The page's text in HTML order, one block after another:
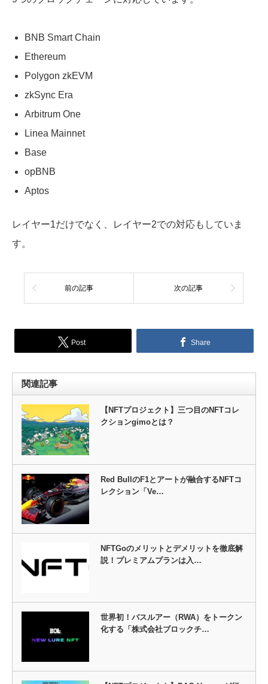
BNB Smart Chain
Ethereum
Polygon zkEVM
zkSync Era
Arbitrum One
Linea Mainnet
Base
opBNB
Aptos
レイヤー1だけでなく、レイヤー2での対応もしていま
す。
前の記事 次の記事
Post Share
関連記事
【NFTプロジェクト】三つ目のNFTコレ
クションgimoとは？
Red BullのF1とアートが融合するNFTコ
レクション「Ve…
NFTGoのメリットとデメリットを徹底解
説！プレミアムプランは入…
世界初！バスルアー（RWA）をトークン
化する「株式会社ブロックチ…